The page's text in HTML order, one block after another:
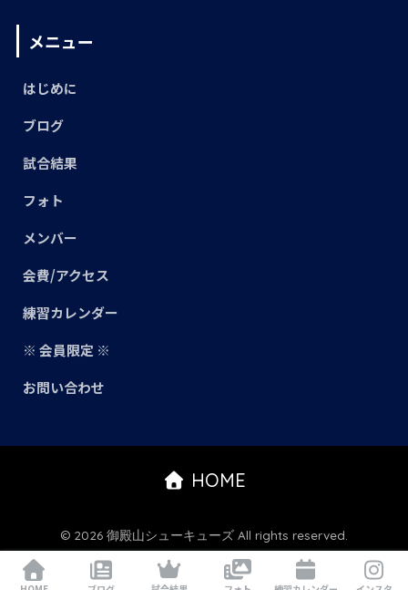
メニュー
はじめに
ブログ
試合結果
フォト
メンバー
会費/アクセス
練習カレンダー
※ 会員限定 ※
お問い合わせ
HOME
© 2026 御殿山シューキューズ All rights reserved.